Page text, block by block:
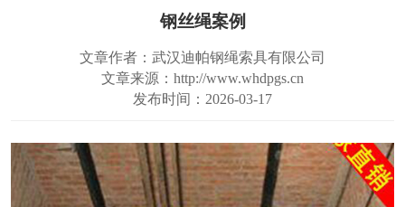
钢丝绳案例
文章作者：武汉迪帕钢绳索具有限公司
文章来源：http://www.whdpgs.cn
发布时间：2026-03-17